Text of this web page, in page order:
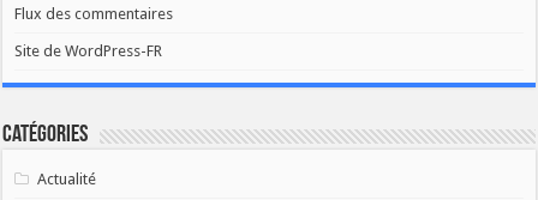
Flux des commentaires
Site de WordPress-FR
Catégories
Actualité